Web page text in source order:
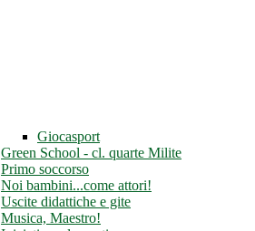
Giocasport
Green School - cl. quarte Milite
Primo soccorso
Noi bambini...come attori!
Uscite didattiche e gite
Musica, Maestro!